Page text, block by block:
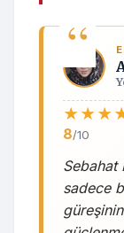
★★★
8/10
Sebahat
sadece